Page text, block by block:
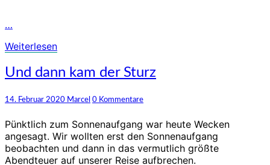
…
WeiterlesenWeiterlesen
Und
dann
kam
der
Und dann kam der Sturz
14. Februar 2020 Marcel Kommentare
0 Kommentare
Pünktlich zum Sonnenaufgang war heute Wecken
angesagt. Wir wollten erst den Sonnenaufgang
beobachten und dann in das vermutlich größte
Abendteuer auf unserer Reise aufbrechen.